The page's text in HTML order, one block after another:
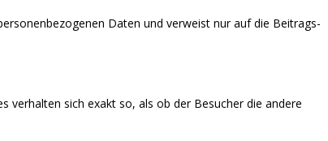
Daten und verweist nur auf die Beitrags-
verhalten sich exakt so, als ob der Besucher die andere